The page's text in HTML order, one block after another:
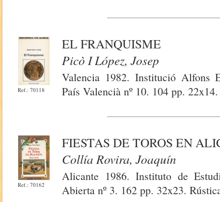
Ref.: 70118
EL FRANQUISME
Picò I López, Josep
Valencia 1982. Institució Alfons
País Valencià nº 10. 104 pp.
Ref.: 70162
FIESTAS DE TOROS EN
Collía Rovira, Joaquín
Alicante 1986. Instituto de
Abierta nº 3. 162 pp. 32x23.